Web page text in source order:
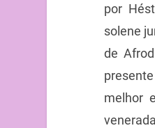
por
solene
de
melhor